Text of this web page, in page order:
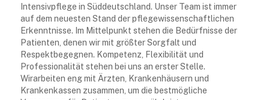
Intensivpflege in Süddeutschland. Unser Team ist immer
auf dem neuesten Stand der pflegewissenschaftlichen
Erkenntnisse. Im Mittelpunkt stehen die Bedürfnisse der
Patienten, denen wir mit größter Sorgfalt und
Respektbegegnen. Kompetenz, Flexibilität und
Professionalität stehen bei uns an erster Stelle.
Wirarbeiten eng mit Ärzten, Krankenhäusern und
Krankenkassen zusammen, um die bestmögliche